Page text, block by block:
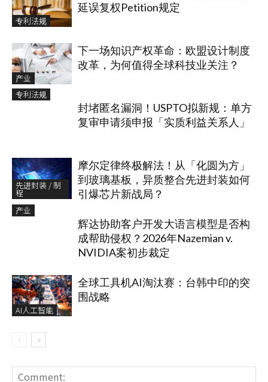
专利法规
延误复权Petition规定
产业
下一场知识产权革命：欧盟设计制度
改革，为何值得全球科技业关注？
专利法规
封堵匿名漏洞！USPTO拟新规：单方
复审申请须申报「实质利益关系人」
先进封装 / 制
程
摩尔定律终极解法！从「化圆为方」
到玻璃基板，异质整合先进封装如何
引爆芯片新战局？
产业
辉达协助客户开发大语言模型是否构
成帮助侵权？2026年Nazemian v.
NVIDIA案初步裁定
AI人工智能
全球工具机AI淘汰赛：台韩中印的突
围战略